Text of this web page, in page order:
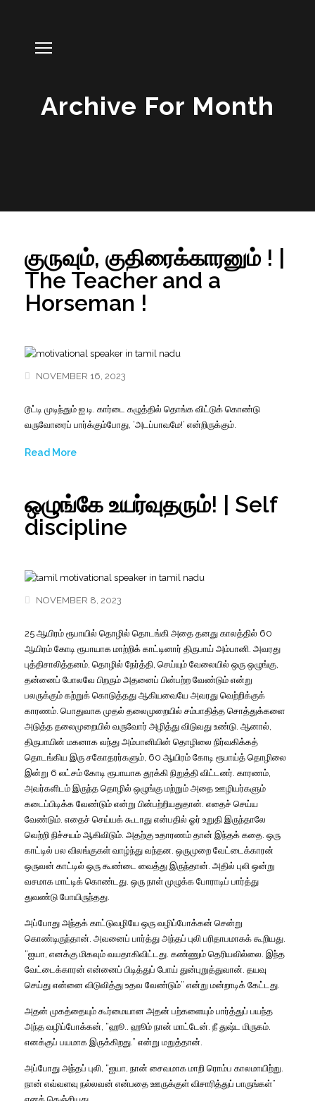
Archive For Month
குருவும், குதிரைக்காரனும் ! |
The Teacher and a
Horseman !
NOVEMBER 16, 2023
டூட்டி முடிந்தும் ஐ.டி. கார்டை கழுத்தில் தொங்க விட்டுக் கொண்டு
வருவோரைப் பார்க்கும்போது, ‘அடப்பாவமே!’ என்றிருக்கும்.
Read More
ஒழுங்கே உயர்வுதரும்! | Self
discipline
NOVEMBER 8, 2023
25 ஆயிரம் ரூபாயில் தொழில் தொடங்கி அதை தனது காலத்தில் 60
ஆயிரம் கோடி ரூபாயாக மாற்றிக் காட்டினார் திருபாய் அம்பானி. அவரது
புத்திசாலித்தனம், தொழில் நேர்த்தி, செய்யும் வேலையில் ஒரு ஒழுங்கு,
தன்னைப் போலவே பிறரும் அதனைப் பின்பற்ற வேண்டும் என்று
பலருக்கும் கற்றுக் கொடுத்தது ஆகியவையே அவரது வெற்றிக்குக்
காரணம். பொதுவாக முதல் தலைமுறையில் சம்பாதித்த சொத்துக்களை
அடுத்த தலைமுறையில் வருவோர் அழித்து விடுவது உண்டு. ஆனால்,
திருபாயின் மகனாக வந்து அம்பானியின் தொழிலை நிர்வகிக்கத்
தொடங்கிய இரு சகோதரர்களும், 60 ஆயிரம் கோடி ரூபாய்த் தொழிலை
இன்று 6 லட்சம் கோடி ரூபாயாக தூக்கி நிறுத்தி விட்டனர். காரணம்,
அவர்களிடம் இருந்த தொழில் ஒழுங்கு மற்றும் அதை ஊழியர்களும்
கடைப்பிடிக்க வேண்டும் என்று பின்பற்றியதுதான். எதைச் செய்ய
வேண்டும். எதைச் செய்யக் கூடாது என்பதில் ஓர் உறுதி இருந்தாலே
வெற்றி நிச்சயம் ஆகிவிடும். அதற்கு உதாரணம் தான் இந்தக் கதை. ஒரு
காட்டில் பல விலங்குகள் வாழ்ந்து வந்தன. ஒருமுறை வேட்டைக்காரன்
ஒருவன் காட்டில் ஒரு கூண்டை வைத்து இருந்தான். அதில் புலி ஒன்று
வசமாக மாட்டிக் கொண்டது. ஒரு நாள் முழுக்க போராடிப் பார்த்து
துவண்டு போயிருந்தது.
அப்போது அந்தக் காட்டுவழியே ஒரு வழிப்போக்கன் சென்று
கொண்டிருந்தான். அவனைப் பார்த்து அந்தப் புலி பரிதாபமாகக் கூறியது.
“ஐயா, எனக்கு மிகவும் வயதாகிவிட்டது. கண்ணும் தெரியவில்லை. இந்த
வேட்டைக்காரன் என்னைப் பிடித்துப் போய் துன்புறுத்துவான். தயவு
செய்து என்னை விடுவித்து உதவ வேண்டும்” என்று மன்றாடிக் கேட்டது.
அதன் முகத்தையும் கூர்மையான அதன் பற்களையும் பார்த்துப் பயந்த
அந்த வழிப்போக்கன், “ஹூ.. ஹூம் நான் மாட்டேன். நீ துஷ்ட மிருகம்.
எனக்குப் பயமாக இருக்கிறது.” என்று மறுத்தான்.
அப்போது அந்தப் புலி, “ஐயா, நான் சைவமாக மாறி ரொம்ப காலமாயிற்று.
நான் எவ்வளவு நல்லவன் என்பதை ஊருக்குள் விசாரித்துப் பாருங்கள்”